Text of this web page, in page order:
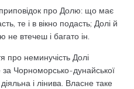
про Долю: що має
те і в вікно подасть; Долі й
втечеш і багато ін.
про неминучість Долі
Чорноморсько-дунайської
і лінива. Власне таке